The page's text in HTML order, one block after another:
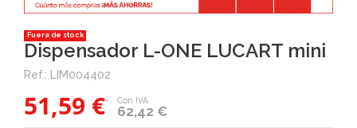
Fuera de stock
Dispensador L-ONE LUCART mini
Ref.: LIM004402
51,59 € 62,42 €
Con IVA